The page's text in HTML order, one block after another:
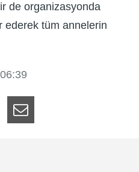
de organizasyonda
ederek tüm annelerin